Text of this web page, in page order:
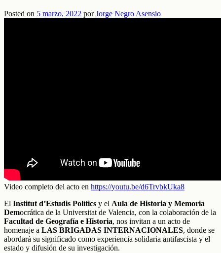
Posted on 5 marzo, 2022 porJorge Negro Asensio
Video completo del acto en https://youtu.be/d6TrvbkUka8
El Institut d’Estudis Polítics y el Aula de Historia y Memoria
Democrática de la Universitat de Valencia, con la colaboración de la
Facultad de Geografía e Historia, nos invitan a un acto de
homenaje a LAS BRIGADAS INTERNACIONALES, donde se
abordará su significado como experiencia solidaria antifascista y el
estado y difusión de su investigación.